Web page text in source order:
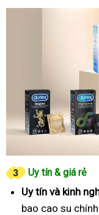
Uy tín & giá rẻ
Uy tín và kinh
bao cao su